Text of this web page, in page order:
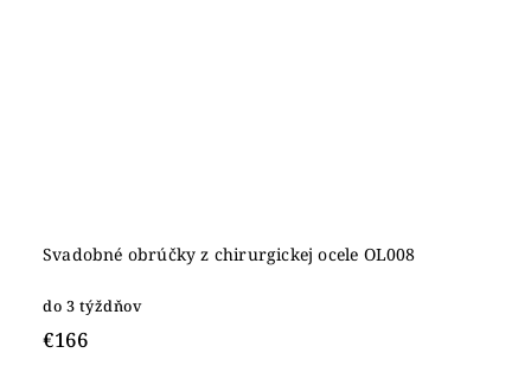
Svadobné obrúčky z chirurgickej ocele OL008
do 3 týždňov
€166